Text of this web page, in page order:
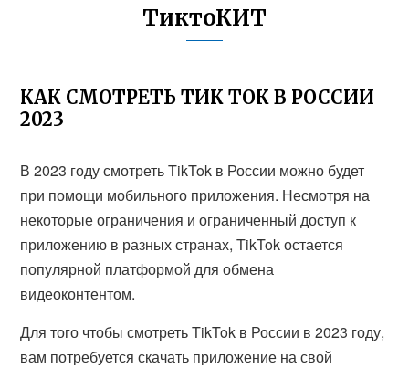
ТиктоКИТ
КАК СМОТРЕТЬ ТИК ТОК В РОССИИ
2023
В 2023 году смотреть TikTok в России можно будет
при помощи мобильного приложения. Несмотря на
некоторые ограничения и ограниченный доступ к
приложению в разных странах, TikTok остается
популярной платформой для обмена
видеоконтентом.
Для того чтобы смотреть TikTok в России в 2023 году,
вам потребуется скачать приложение на свой